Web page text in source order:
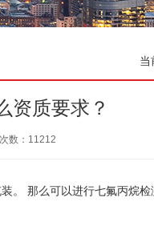
当
资质要求？
数： 11212
。 那么可以进行七氟丙烷